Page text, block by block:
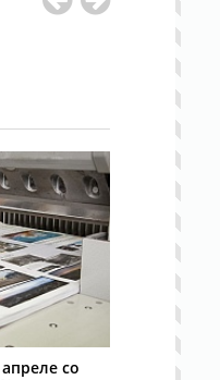
на всю печатную